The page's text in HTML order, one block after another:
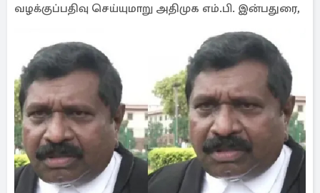
வழக்குப்பதிவு செய்யுமாறு அதிமுக எம்.பி. இன்பதுரை,